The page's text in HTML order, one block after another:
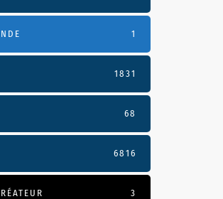
1
1831
68
6816
3